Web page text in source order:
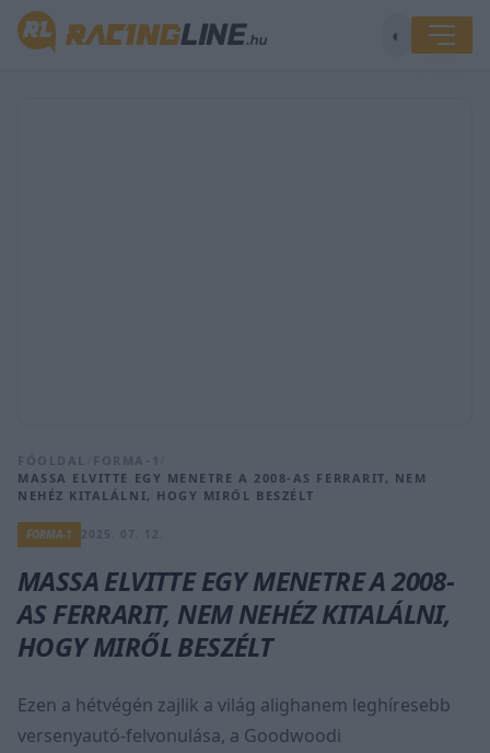
◐
FŐOLDAL FORMA-1
MASSA ELVITTE EGY MENETRE A 2008-AS FERRARIT, NEM
NEHÉZ KITALÁLNI, HOGY MIRŐL BESZÉLT
FORMA-1
MASSA ELVITTE EGY MENETRE A 2008-
AS FERRARIT, NEM NEHÉZ KITALÁLNI,
HOGY MIRŐL BESZÉLT
Ezen a hétvégén zajlik a világ alighanem leghíresebb
versenyautó-felvonulása, a Goodwoodi